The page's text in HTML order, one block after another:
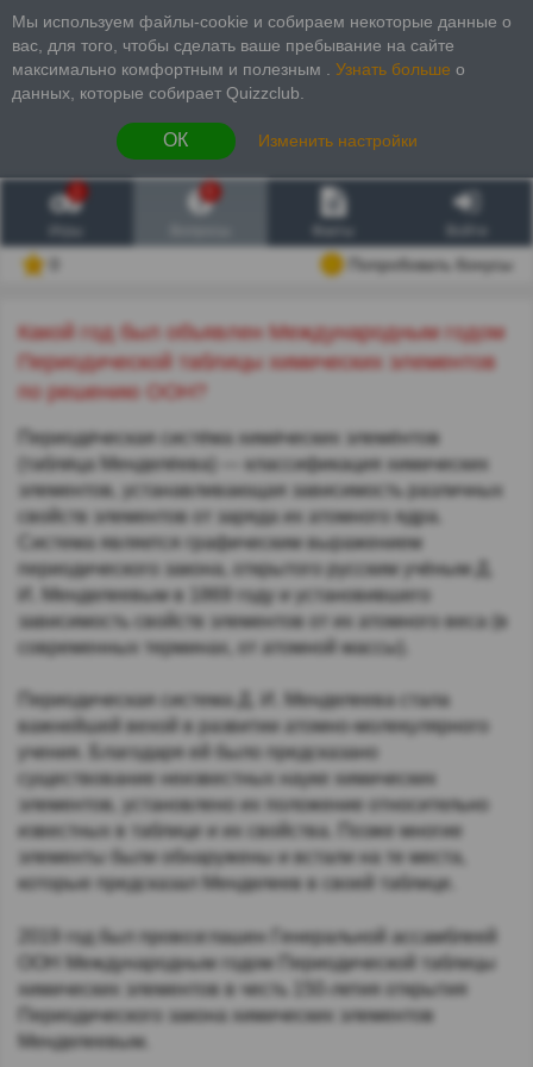
Мы используем файлы-cookie и собираем некоторые данные о
вас, для того, чтобы сделать ваше пребывание на сайте
максимально комфортным и полезным
Узнать больше о
данных, которые собирает Quizzclub.
ОК Изменить настройки
1
Попробовать бонусы
Какой год был объявлен Международным годом
Периодической таблицы химических элементов
по решению ООН?
Периоди́ческая систе́ма хими́ческих элеме́нтов
(табли́ца Менделе́ева) — классификация химических
элементов, устанавливающая зависимость различных
свойств элементов от заряда их атомного ядра.
Система является графическим выражением
периодического закона, открытого русским учёным Д.
И. Менделеевым в 1869 году и установившего
зависимость свойств элементов от их атомного веса (в
современных терминах, от атомной массы).
Периодическая система Д. И. Менделеева стала
важнейшей вехой в развитии атомно-молекулярного
учения. Благодаря ей было предсказано
существование неизвестных науке химических
элементов, установлено их положение относительно
известных в таблице и их свойства. Позже многие
элементы были обнаружены и встали на те места,
которые предсказал Менделеев в своей таблице.
2019 год был провозглашен Генеральной ассамблеей
ООН Международным годом Периодической таблицы
химических элементов в честь 150-летия открытия
Периодического закона химических элементов
Менделеевым.